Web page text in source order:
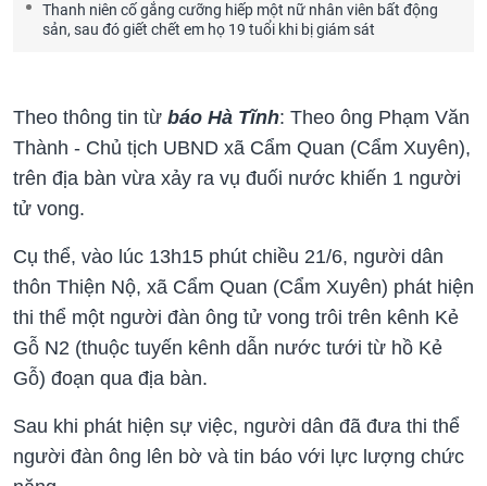
Thanh niên cố gắng cưỡng hiếp một nữ nhân viên bất động
sản, sau đó giết chết em họ 19 tuổi khi bị giám sát
Theo thông tin từ báo Hà Tĩnh: Theo ông Phạm Văn
Thành - Chủ tịch UBND xã Cẩm Quan (Cẩm Xuyên),
trên địa bàn vừa xảy ra vụ đuối nước khiến 1 người
tử vong.
Cụ thể, vào lúc 13h15 phút chiều 21/6, người dân
thôn Thiện Nộ, xã Cẩm Quan (Cẩm Xuyên) phát hiện
thi thể một người đàn ông tử vong trôi trên kênh Kẻ
Gỗ N2 (thuộc tuyến kênh dẫn nước tưới từ hồ Kẻ
Gỗ) đoạn qua địa bàn.
Sau khi phát hiện sự việc, người dân đã đưa thi thể
người đàn ông lên bờ và tin báo với lực lượng chức